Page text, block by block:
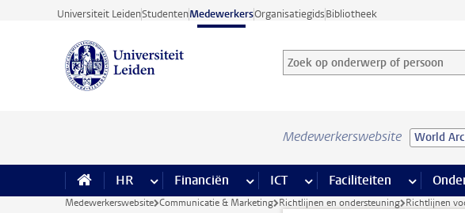
Ga direct naar de inhoud
Universiteit LeidenStudentenMedewerkersOrganisatiegidsBibliotheek
Zoek op onderwerp of persoon en
Zoekterm
Medewerkerswebsite World
HR meer HR pagina’s
Financiën meer Financiën pagina’s
ICT meer ICT pagina’s
Faciliteiten meer
Medewerkerswebsite Communicatie & Marketing Richtlijnen en ondersteuning Richtlijnen